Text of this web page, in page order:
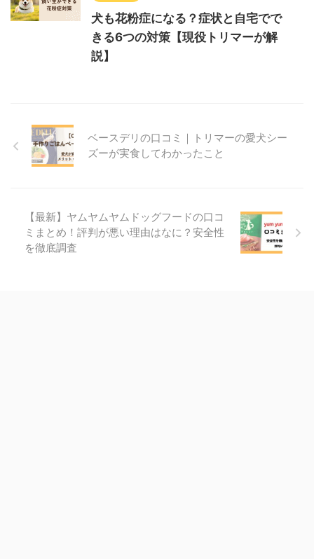
犬も花粉症になる？症状と自宅でで
きる6つの対策【現役トリマーが解
説】
ベースデリの口コミ｜トリマーの愛犬シー
ズーが実食してわかったこと
【最新】ヤムヤムヤムドッグフードの口コ
ミまとめ！評判が悪い理由はなに？安全性
を徹底調査